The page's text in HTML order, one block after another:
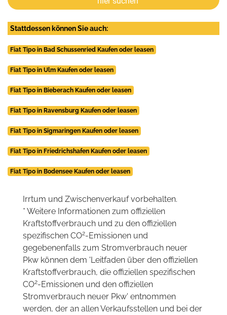
Stattdessen können Sie auch:
Fiat Tipo in Bad Schussenried Kaufen oder leasen
Fiat Tipo in Ulm Kaufen oder leasen
Fiat Tipo in Bieberach Kaufen oder leasen
Fiat Tipo in Ravensburg Kaufen oder leasen
Fiat Tipo in Sigmaringen Kaufen oder leasen
Fiat Tipo in Friedrichshafen Kaufen oder leasen
Fiat Tipo in Bodensee Kaufen oder leasen
Irrtum und Zwischenverkauf vorbehalten.
* Weitere Informationen zum offiziellen
Kraftstoffverbrauch und zu den offiziellen
spezifischen CO2-Emissionen und
gegebenenfalls zum Stromverbrauch neuer
Pkw können dem 'Leitfaden über den offiziellen
Kraftstoffverbrauch, die offiziellen spezifischen
CO2-Emissionen und den offiziellen
Stromverbrauch neuer Pkw' entnommen
werden, der an allen Verkaufsstellen und bei der